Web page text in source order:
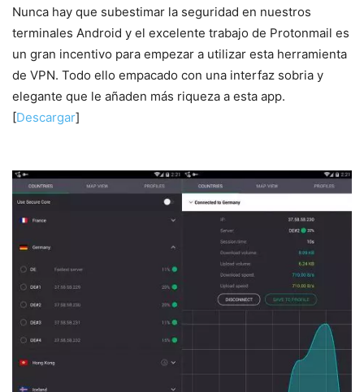
Nunca hay que subestimar la seguridad en nuestros
terminales Android y el excelente trabajo de Protonmail es
un gran incentivo para empezar a utilizar esta herramienta
de VPN. Todo ello empacado con una interfaz sobria y
elegante que le añaden más riqueza a esta app.
[Descargar]